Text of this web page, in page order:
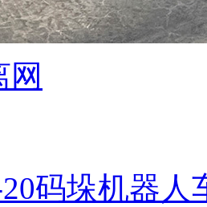
网
码垛机器人